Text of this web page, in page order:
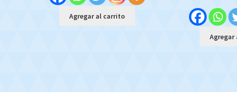
Agregar al carrito